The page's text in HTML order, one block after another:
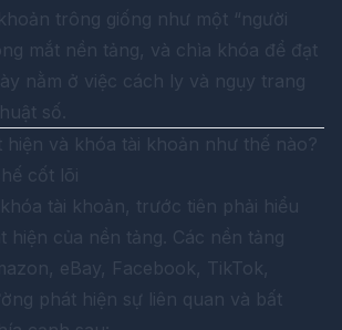
trông giống như một “người
mắt nền tảng, và chìa khóa để đạt
nằm ở việc cách ly và ngụy trang
số.
hiện và khóa tài khoản như thế nào?
cốt lõi
tài khoản, trước tiên phải hiểu
hiện của nền tảng. Các nền tảng
eBay, Facebook, TikTok,
phát hiện sự liên quan và bất